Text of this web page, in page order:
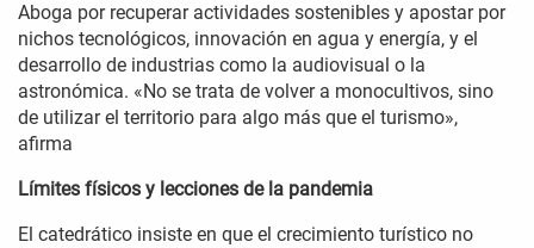
Aboga por recuperar actividades sostenibles y apostar por
nichos tecnológicos, innovación en agua y energía, y el
desarrollo de industrias como la audiovisual o la
astronómica. «No se trata de volver a monocultivos, sino
de utilizar el territorio para algo más que el turismo»,
afirma
Límites físicos y lecciones de la pandemia
El catedrático insiste en que el crecimiento turístico no